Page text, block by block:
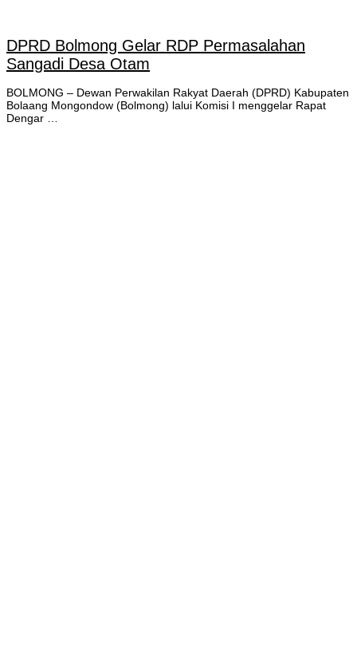
DPRD Bolmong Gelar RDP Permasalahan
Sangadi Desa Otam
BOLMONG – Dewan Perwakilan Rakyat Daerah (DPRD) Kabupaten
Bolaang Mongondow (Bolmong) lalui Komisi I menggelar Rapat
Dengar …